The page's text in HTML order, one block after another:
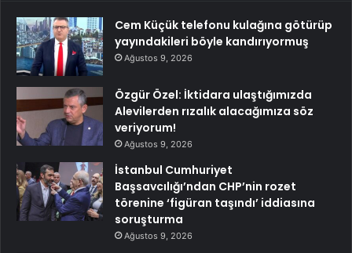
Cem Küçük telefonu kulağına götürüp
yayındakileri böyle kandırıyormuş
Ağustos 9, 2026
Özgür Özel: İktidara ulaştığımızda
Alevilerden rızalık alacağımıza söz
veriyorum!
Ağustos 9, 2026
İstanbul Cumhuriyet
Başsavcılığı’ndan CHP’nin rozet
törenine ‘figüran taşındı’ iddiasına
soruşturma
Ağustos 9, 2026